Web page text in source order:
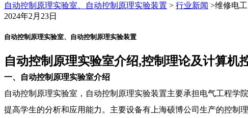
自动控制原理实验室、自动控制原理实验装置 > 行业新闻 >维修电
2024年2月23日
自动控制原理实验室、自动控制原理实验装置
自动控制原理实验室介绍,控制理论及计算机
一、自动控制原理实验室介绍
自动控制原理实验室，自动控制原理实验装置主要承担电气工程学
提高学生的分析和应用能力。主要设备有上海硕博公司生产的控制